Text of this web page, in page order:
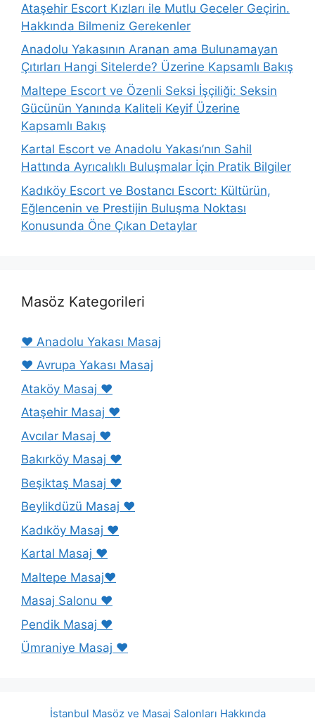
Ataşehir Escort Kızları ile Mutlu Geceler Geçirin.
Hakkında Bilmeniz Gerekenler
Anadolu Yakasının Aranan ama Bulunamayan
Çıtırları Hangi Sitelerde? Üzerine Kapsamlı Bakış
Maltepe Escort ve Özenli Seksi İşçiliği: Seksin
Gücünün Yanında Kaliteli Keyif Üzerine
Kapsamlı Bakış
Kartal Escort ve Anadolu Yakası’nın Sahil
Hattında Ayrıcalıklı Buluşmalar İçin Pratik Bilgiler
Kadıköy Escort ve Bostancı Escort: Kültürün,
Eğlencenin ve Prestijin Buluşma Noktası
Konusunda Öne Çıkan Detaylar
Masöz Kategorileri
❤️ Anadolu Yakası Masaj
❤️ Avrupa Yakası Masaj
Ataköy Masaj ❤️
Ataşehir Masaj ❤️
Avcılar Masaj ❤️
Bakırköy Masaj ❤️
Beşiktaş Masaj ❤️
Beylikdüzü Masaj ❤️
Kadıköy Masaj ❤️
Kartal Masaj ❤️
Maltepe Masaj❤️
Masaj Salonu ❤️
Pendik Masaj ❤️
Ümraniye Masaj ❤️
İstanbul Masöz ve Masaj Salonları Hakkında